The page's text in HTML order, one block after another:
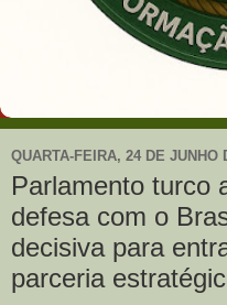
QUARTA-FEIRA, 24 DE JUNHO
Parlamento turco
defesa com o
decisiva para
parceria